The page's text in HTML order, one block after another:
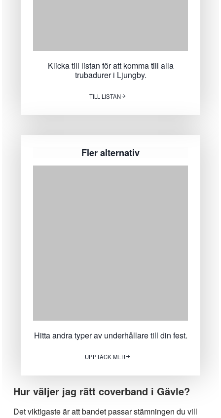
Klicka till listan för att komma till alla
trubadurer i Ljungby.
TILL LISTAN
Fler alternativ
Hitta andra typer av underhållare till din fest.
UPPTÄCK MER
Hur väljer jag rätt coverband i Gävle?
Det viktigaste är att bandet passar stämningen du vill